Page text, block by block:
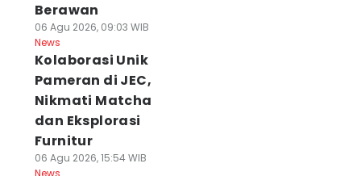
Asap, 22–
24–29°C
Kabur,
Berawan
06 Agu 2026, 09:03 WIB
News
Kolaborasi Unik
Pameran di JEC,
Nikmati Matcha
dan Eksplorasi
Furnitur
06 Agu 2026, 15:54 WIB
News